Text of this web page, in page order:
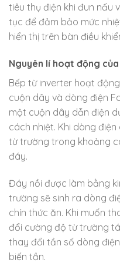
tiêu thụ điện khi đun nấu
tục để đảm bảo mức
hiển thị trên bàn điều
Nguyên lí hoạt động
Bếp từ inverter hoạt
cuộn dây và dòng điện
một cuộn dây dẫn điện
cách nhiệt. Khi dòng
từ trường trong khoảng
đáy.
Đáy nồi được làm bằng
trường sẽ sinh ra dòng
chín thức ăn. Khi muốn
đổi cường độ từ trường
thay đổi tần số dòng
biến tần.